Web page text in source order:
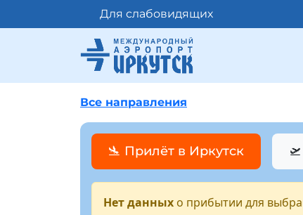
Для слабовидящих
Все направления
🛬 Прилёт в Иркутск
Нет данных о прибытии для